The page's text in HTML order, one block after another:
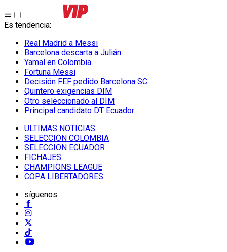
Es tendencia:
Real Madrid a Messi
Barcelona descarta a Julián
Yamal en Colombia
Fortuna Messi
Decisión FEF pedido Barcelona SC
Quintero exigencias DIM
Otro seleccionado al DIM
Principal candidato DT Ecuador
ULTIMAS NOTICIAS
SELECCION COLOMBIA
SELECCION ECUADOR
FICHAJES
CHAMPIONS LEAGUE
COPA LIBERTADORES
síguenos